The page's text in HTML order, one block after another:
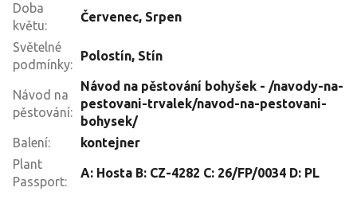
Doba
květu:
Červenec, Srpen
Světelné
podmínky:
Polostín, Stín
Návod na
pěstování:
Návod na pěstování bohyšek - /navody-na-
pestovani-trvalek/navod-na-pestovani-
bohysek/
Balení:
kontejner
Plant
Passport:
A: Hosta B: CZ-4282 C: 26/FP/0034 D: PL